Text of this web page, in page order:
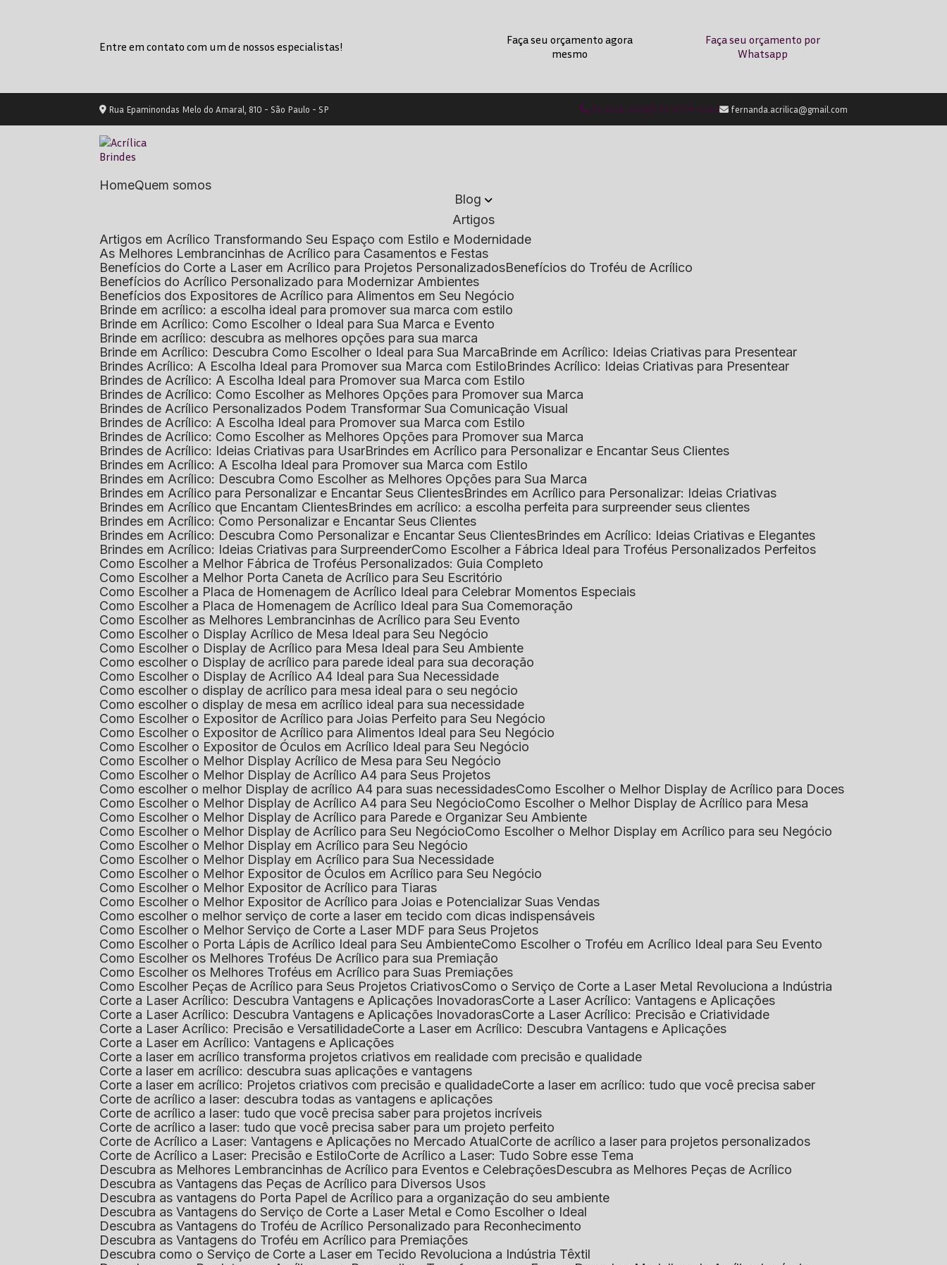
Entre em contato com um de nossos especialistas!
Faça seu orçamento agora
mesmo
Faça seu orçamento por
Whatsapp
Rua Epaminondas Melo do Amaral, 810 - São Paulo - SP (11) 2236-2238 (11) 9759-0042 fernanda.acrilica@gmail.com
Home
Quem somos
Blog
Artigos
Artigos em Acrílico Transformando Seu Espaço com Estilo e Modernidade
As Melhores Lembrancinhas de Acrílico para Casamentos e Festas
Benefícios do Corte a Laser em Acrílico para Projetos Personalizados
Benefícios do Troféu de Acrílico
Benefícios do Acrílico Personalizado para Modernizar Ambientes
Benefícios dos Expositores de Acrílico para Alimentos em Seu Negócio
Brinde em acrílico: a escolha ideal para promover sua marca com estilo
Brinde em Acrílico: Como Escolher o Ideal para Sua Marca e Evento
Brinde em acrílico: descubra as melhores opções para sua marca
Brinde em Acrílico: Descubra Como Escolher o Ideal para Sua Marca
Brinde em Acrílico: Ideias Criativas para Presentear
Brindes Acrílico: A Escolha Ideal para Promover sua Marca com Estilo
Brindes Acrílico: Ideias Criativas para Presentear
Brindes de Acrílico: A Escolha Ideal para Promover sua Marca com Estilo
Brindes de Acrílico: Como Escolher as Melhores Opções para Promover sua Marca
Brindes de Acrílico Personalizados Podem Transformar Sua Comunicação Visual
Brindes de Acrílico: A Escolha Ideal para Promover sua Marca com Estilo
Brindes de Acrílico: Como Escolher as Melhores Opções para Promover sua Marca
Brindes de Acrílico: Ideias Criativas para Usar
Brindes em Acrílico para Personalizar e Encantar Seus Clientes
Brindes em Acrílico: A Escolha Ideal para Promover sua Marca com Estilo
Brindes em Acrílico: Descubra Como Escolher as Melhores Opções para Sua Marca
Brindes em Acrílico para Personalizar e Encantar Seus Clientes
Brindes em Acrílico para Personalizar: Ideias Criativas
Brindes em Acrílico que Encantam Clientes
Brindes em acrílico: a escolha perfeita para surpreender seus clientes
Brindes em Acrílico: Como Personalizar e Encantar Seus Clientes
Brindes em Acrílico: Descubra Como Personalizar e Encantar Seus Clientes
Brindes em Acrílico: Ideias Criativas e Elegantes
Brindes em Acrílico: Ideias Criativas para Surpreender
Como Escolher a Fábrica Ideal para Troféus Personalizados Perfeitos
Como Escolher a Melhor Fábrica de Troféus Personalizados: Guia Completo
Como Escolher a Melhor Porta Caneta de Acrílico para Seu Escritório
Como Escolher a Placa de Homenagem de Acrílico Ideal para Celebrar Momentos Especiais
Como Escolher a Placa de Homenagem de Acrílico Ideal para Sua Comemoração
Como Escolher as Melhores Lembrancinhas de Acrílico para Seu Evento
Como Escolher o Display Acrílico de Mesa Ideal para Seu Negócio
Como Escolher o Display de Acrílico para Mesa Ideal para Seu Ambiente
Como escolher o Display de acrílico para parede ideal para sua decoração
Como Escolher o Display de Acrílico A4 Ideal para Sua Necessidade
Como escolher o display de acrílico para mesa ideal para o seu negócio
Como escolher o display de mesa em acrílico ideal para sua necessidade
Como Escolher o Expositor de Acrílico para Joias Perfeito para Seu Negócio
Como Escolher o Expositor de Acrílico para Alimentos Ideal para Seu Negócio
Como Escolher o Expositor de Óculos em Acrílico Ideal para Seu Negócio
Como Escolher o Melhor Display Acrílico de Mesa para Seu Negócio
Como Escolher o Melhor Display de Acrílico A4 para Seus Projetos
Como escolher o melhor Display de acrílico A4 para suas necessidades
Como Escolher o Melhor Display de Acrílico para Doces
Como Escolher o Melhor Display de Acrílico A4 para Seu Negócio
Como Escolher o Melhor Display de Acrílico para Mesa
Como Escolher o Melhor Display de Acrílico para Parede e Organizar Seu Ambiente
Como Escolher o Melhor Display de Acrílico para Seu Negócio
Como Escolher o Melhor Display em Acrílico para seu Negócio
Como Escolher o Melhor Display em Acrílico para Seu Negócio
Como Escolher o Melhor Display em Acrílico para Sua Necessidade
Como Escolher o Melhor Expositor de Óculos em Acrílico para Seu Negócio
Como Escolher o Melhor Expositor de Acrílico para Tiaras
Como Escolher o Melhor Expositor de Acrílico para Joias e Potencializar Suas Vendas
Como escolher o melhor serviço de corte a laser em tecido com dicas indispensáveis
Como Escolher o Melhor Serviço de Corte a Laser MDF para Seus Projetos
Como Escolher o Porta Lápis de Acrílico Ideal para Seu Ambiente
Como Escolher o Troféu em Acrílico Ideal para Seu Evento
Como Escolher os Melhores Troféus De Acrílico para sua Premiação
Como Escolher os Melhores Troféus em Acrílico para Suas Premiações
Como Escolher Peças de Acrílico para Seus Projetos Criativos
Como o Serviço de Corte a Laser Metal Revoluciona a Indústria
Corte a Laser Acrílico: Descubra Vantagens e Aplicações Inovadoras
Corte a Laser Acrílico: Vantagens e Aplicações
Corte a Laser Acrílico: Descubra Vantagens e Aplicações Inovadoras
Corte a Laser Acrílico: Precisão e Criatividade
Corte a Laser Acrílico: Precisão e Versatilidade
Corte a Laser em Acrílico: Descubra Vantagens e Aplicações
Corte a Laser em Acrílico: Vantagens e Aplicações
Corte a laser em acrílico transforma projetos criativos em realidade com precisão e qualidade
Corte a laser em acrílico: descubra suas aplicações e vantagens
Corte a laser em acrílico: Projetos criativos com precisão e qualidade
Corte a laser em acrílico: tudo que você precisa saber
Corte de acrílico a laser: descubra todas as vantagens e aplicações
Corte de acrílico a laser: tudo que você precisa saber para projetos incríveis
Corte de acrílico a laser: tudo que você precisa saber para um projeto perfeito
Corte de Acrílico a Laser: Vantagens e Aplicações no Mercado Atual
Corte de acrílico a laser para projetos personalizados
Corte de Acrílico a Laser: Precisão e Estilo
Corte de Acrílico a Laser: Tudo Sobre esse Tema
Descubra as Melhores Lembrancinhas de Acrílico para Eventos e Celebrações
Descubra as Melhores Peças de Acrílico
Descubra as Vantagens das Peças de Acrílico para Diversos Usos
Descubra as vantagens do Porta Papel de Acrílico para a organização do seu ambiente
Descubra as Vantagens do Serviço de Corte a Laser Metal e Como Escolher o Ideal
Descubra as Vantagens do Troféu de Acrílico Personalizado para Reconhecimento
Descubra as Vantagens do Troféu em Acrílico para Premiações
Descubra como o Serviço de Corte a Laser em Tecido Revoluciona a Indústria Têxtil